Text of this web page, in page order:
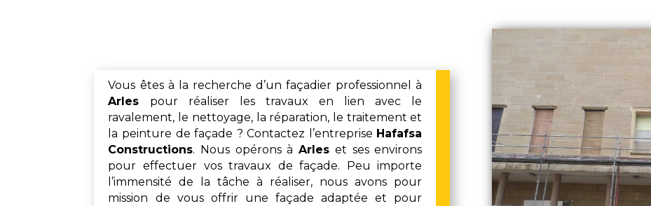
Vous êtes à la recherche d’un façadier professionnel à
Arles pour réaliser les travaux en lien avec le
ravalement, le nettoyage, la réparation, le traitement et
la peinture de façade ? Contactez l’entreprise Hafafsa
Constructions. Nous opérons à Arleset ses environs
pour effectuer vos travaux de façade. Peu importe
l’immensité de la tâche à réaliser, nous avons pour
mission de vous offrir une façade adaptée et pour